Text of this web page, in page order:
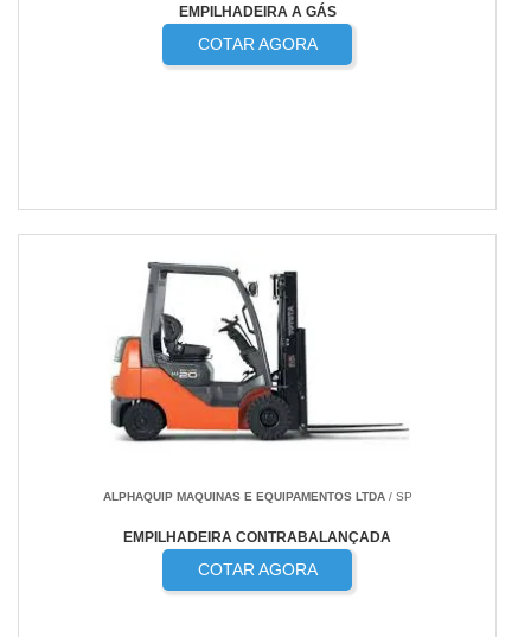
EMPILHADEIRA A GÁS
COTAR AGORA
ALPHAQUIP MAQUINAS E EQUIPAMENTOS LTDA/ SP
EMPILHADEIRA CONTRABALANÇADA
COTAR AGORA